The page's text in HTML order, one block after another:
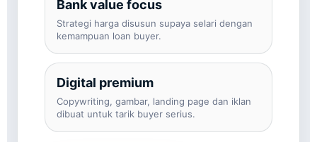
Bank value focus
Strategi harga disusun supaya selari dengan
kemampuan loan buyer.
Digital premium
Copywriting, gambar, landing page dan iklan
dibuat untuk tarik buyer serius.